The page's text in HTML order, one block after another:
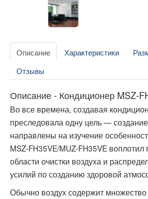
Описание Характеристики
Отзывы
Описание - Кондиционер MSZ-
Во все времена, создавая
преследовала одну цель —
направлены на изучение
MSZ-FH35VE/MUZ-FH35VE
области очистки воздуха и
усилий по созданию здоровой
Обычно воздух содержит